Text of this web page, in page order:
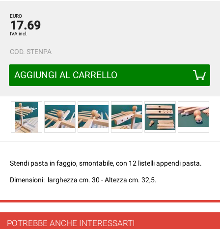
EURO
17.69
IVA incl.
COD. STENPA
AGGIUNGI AL CARRELLO
Stendi pasta in faggio, smontabile, con 12 listelli appendi pasta.
Dimensioni: larghezza cm. 30 - Altezza cm. 32,5.
POTREBBE ANCHE INTERESSARTI